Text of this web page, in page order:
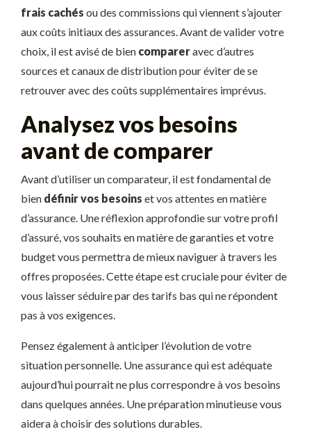
frais cachés ou des commissions qui viennent s’ajouter
aux coûts initiaux des assurances. Avant de valider votre
choix, il est avisé de bien compareravec d’autres
sources et canaux de distribution pour éviter de se
retrouver avec des coûts supplémentaires imprévus.
Analysez vos besoins
avant de comparer
Avant d’utiliser un comparateur, il est fondamental de
bien définir vos besoins et vos attentes en matière
d’assurance. Une réflexion approfondie sur votre profil
d’assuré, vos souhaits en matière de garanties et votre
budget vous permettra de mieux naviguer à travers les
offres proposées. Cette étape est cruciale pour éviter de
vous laisser séduire par des tarifs bas qui ne répondent
pas à vos exigences.
Pensez également à anticiper l’évolution de votre
situation personnelle. Une assurance qui est adéquate
aujourd’hui pourrait ne plus correspondre à vos besoins
dans quelques années. Une préparation minutieuse vous
aidera à choisir des solutions durables.